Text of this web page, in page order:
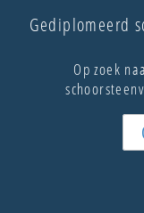
Gediplomeerd
Op zoek